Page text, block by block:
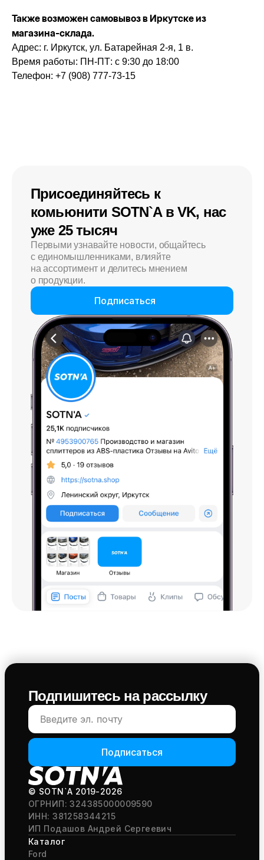
Также возможен самовывоз в Иркутске из
магазина-склада.
Адрес: г. Иркутск, ул. Батарейная 2-я, 1 в.
Время работы: ПН-ПТ: с 9:30 до 18:00
Телефон: +7 (908) 777-73-15
Присоединяйтесь к
комьюнити SOTN`A в VK, нас
уже 25 тысяч
Первыми узнавайте новости, общайтесь
с единомышленниками, влияйте
на ассортимент и делитесь мнением
о продукции.
Подписаться
Подпишитесь на рассылку
Подписаться
© SOTN`A 2019-2026
ОГРНИП: 324385000009590
ИНН: 381258344215
ИП Подашов Андрей Сергеевич
Каталог
Ford